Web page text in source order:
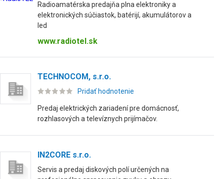
Radioamatérska predajňa plna elektroniky a
elektronických súčiastok, batérijí, akumulátorov a
led
www.radiotel.sk
TECHNOCOM, s.r.o.
Pridať hodnotenie
Predaj elektrických zariadení pre domácnosť,
rozhlasových a televíznych prijímačov.
IN2CORE s.r.o.
Servis a predaj diskových polí určených na